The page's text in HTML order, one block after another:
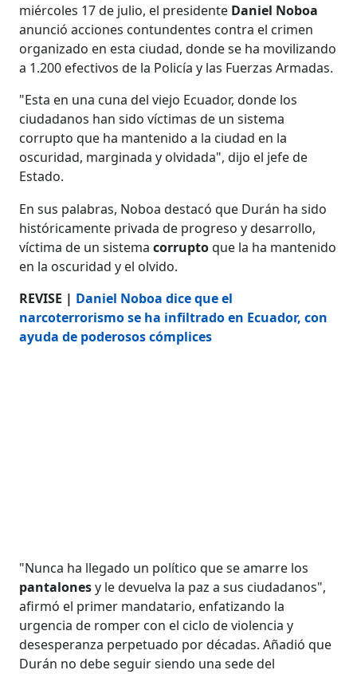
miércoles 17 de julio, el presidente Daniel Noboa
anunció acciones contundentes contra el crimen
organizado en esta ciudad, donde se ha movilizando
a 1.200 efectivos de la Policía y las Fuerzas Armadas.
"Esta en una cuna del viejo Ecuador, donde los
ciudadanos han sido víctimas de un sistema
corrupto que ha mantenido a la ciudad en la
oscuridad, marginada y olvidada", dijo el jefe de
Estado.
En sus palabras, Noboa destacó que Durán ha sido
históricamente privada de progreso y desarrollo,
víctima de un sistemacorruptoque la ha mantenido
en la oscuridad y el olvido.
REVISE | Daniel Noboa dice que el
narcoterrorismo se ha infiltrado en Ecuador, con
ayuda de poderosos cómplices
"Nunca ha llegado un político que se amarre los
pantalonesy le devuelva la paz a sus ciudadanos",
afirmó el primer mandatario, enfatizando la
urgencia de romper con el ciclo de violencia y
desesperanza perpetuado por décadas. Añadió que
Durán no debe seguir siendo una sede del